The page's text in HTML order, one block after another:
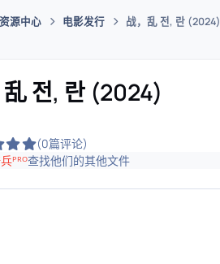
码插件综合下载平台
资源中心 电影发行 战，乱 전, 란 (2024)
전, 란 (2024)
(0篇评论)
ᴾᴿᴼ查找他们的其他文件